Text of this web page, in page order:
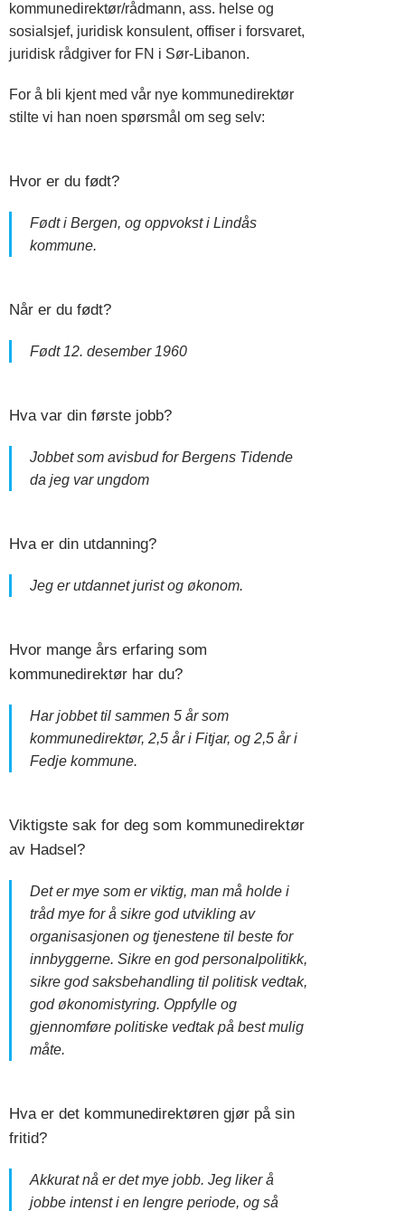
kommunedirektør/rådmann, ass. helse og
sosialsjef, juridisk konsulent, offiser i forsvaret,
juridisk rådgiver for FN i Sør-Libanon.
For å bli kjent med vår nye kommunedirektør
stilte vi han noen spørsmål om seg selv:
Hvor er du født?
Født i Bergen, og oppvokst i Lindås
kommune.
Når er du født?
Født 12. desember 1960
Hva var din første jobb?
Jobbet som avisbud for Bergens Tidende
da jeg var ungdom
Hva er din utdanning?
Jeg er utdannet jurist og økonom.
Hvor mange års erfaring som
kommunedirektør har du?
Har jobbet til sammen 5 år som
kommunedirektør, 2,5 år i Fitjar, og 2,5 år i
Fedje kommune.
Viktigste sak for deg som kommunedirektør
av Hadsel?
Det er mye som er viktig, man må holde i
tråd mye for å sikre god utvikling av
organisasjonen og tjenestene til beste for
innbyggerne. Sikre en god personalpolitikk,
sikre god saksbehandling til politisk vedtak,
god økonomistyring. Oppfylle og
gjennomføre politiske vedtak på best mulig
måte.
Hva er det kommunedirektøren gjør på sin
fritid?
Akkurat nå er det mye jobb. Jeg liker å
jobbe intenst i en lengre periode, og så